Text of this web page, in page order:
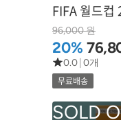
FIFA 월드컵
96,000 원
20%
0.0 0개
무료배송